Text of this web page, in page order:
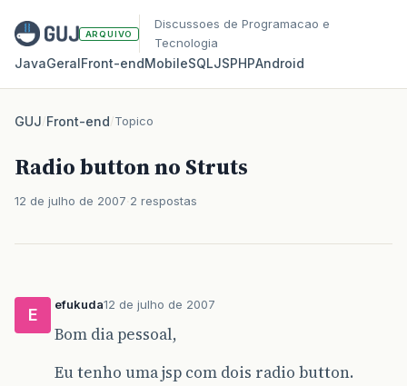
ARQUIVO
Discussoes de Programacao e
Tecnologia
JavaGeralFront‑endMobileSQLJSPHPAndroid
GUJ/Front-end/Topico
Radio button no Struts
12 de julho de 2007 2 respostas
E
efukuda12 de julho de 2007
Bom dia pessoal,
Eu tenho uma jsp com dois radio button.